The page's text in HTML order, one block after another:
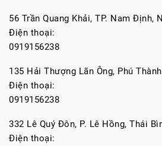
56 Trần Quang Khải, TP. Nam Định,
Điện thoại:
0919156238
135 Hải Thượng Lãn Ông, Phú
Điện thoại:
0919156238
332 Lê Quý Đôn, P. Lê Hồng, Thái
Điện thoại: